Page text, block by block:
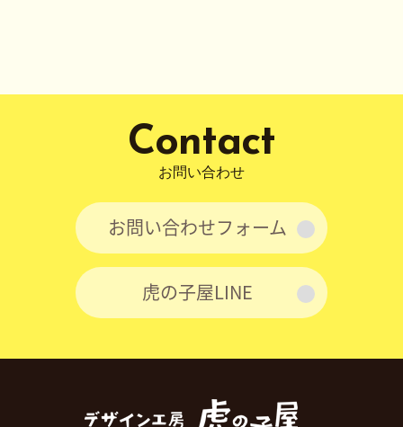
Contact
お問い合わせ
お問い合わせフォーム
虎の子屋LINE